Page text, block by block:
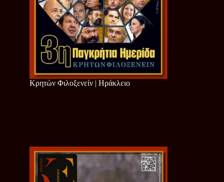
Κρητών Φιλοξενείν | Ηράκλειο